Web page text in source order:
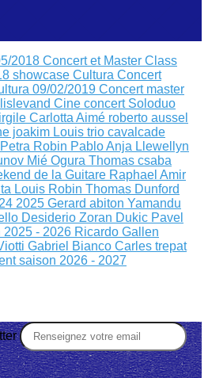
2018 Concert et Master Class
showcase Cultura Concert
09/02/2019 Concert master
Cine concert Soloduo
Carlotta Aimé roberto aussel
joakim Louis trio cavalcade
Petra Robin Pablo Anja Llewellyn
Mié Ogura Thomas csaba
de la Guitare Raphael Amir
Louis Robin Thomas Dunford
2025 Gerard abiton Yamandu
Desiderio Zoran Dukic Pavel
2025 - 2026 Ricardo Gallen
Gabriel Bianco Carles trepat
saison 2026 - 2027